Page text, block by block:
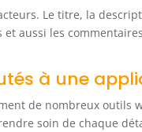
Le titre, la
aussi les
à une
de nombreux outils
soin de chaque